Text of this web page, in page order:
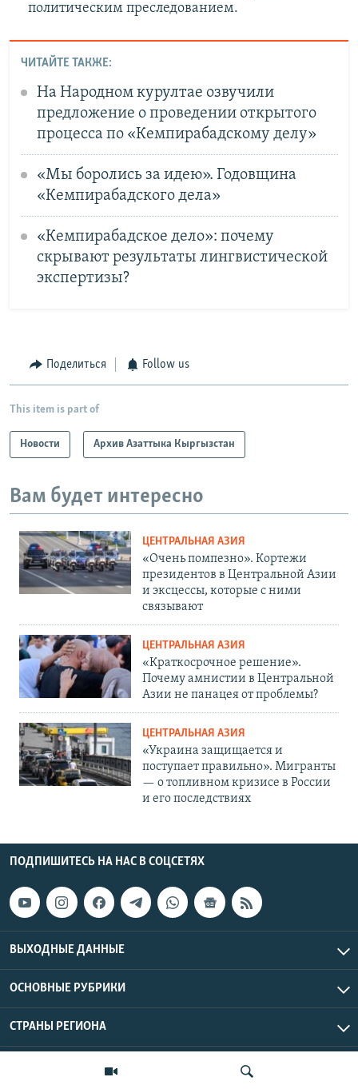
политическим преследованием.
ЧИТАЙТЕ ТАКЖЕ:
На Народном курултае озвучили
предложение о проведении открытого
процесса по «Кемпирабадскому делу»
«Мы боролись за идею». Годовщина
«Кемпирабадского дела»
«Кемпирабадское дело»: почему
скрывают результаты лингвистической
экспертизы?
Поделиться Follow us
This item is part of
Новости Архив Азаттыка Кыргызстан
Вам будет интересно
ЦЕНТРАЛЬНАЯ АЗИЯ
«Очень помпезно». Кортежи
президентов в Центральной Азии
и эксцессы, которые с ними
связывают
ЦЕНТРАЛЬНАЯ АЗИЯ
«Краткосрочное решение».
Почему амнистии в Центральной
Азии не панацея от проблемы?
ЦЕНТРАЛЬНАЯ АЗИЯ
«Украина защищается и
поступает правильно». Мигранты
— о топливном кризисе в России
и его последствиях
ПОДПИШИТЕСЬ НА НАС В СОЦСЕТЯХ
ВЫХОДНЫЕ ДАННЫЕ
ОСНОВНЫЕ РУБРИКИ
СТРАНЫ РЕГИОНА
Азаттык Азия © 2026 RFE/RL, Inc. | Все права защищены.